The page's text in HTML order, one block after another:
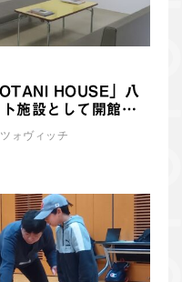
HOUSE」八
施設として開館…
ォヴィッチ